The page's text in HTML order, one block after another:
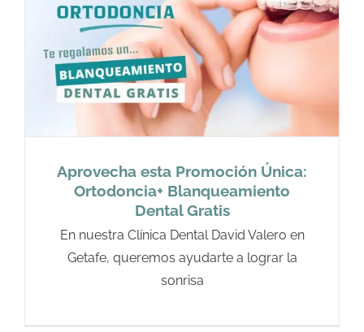
Aprovecha esta Promoción Única:
Ortodoncia+ Blanqueamiento
Dental Gratis
En nuestra Clínica Dental David Valero en
Getafe, queremos ayudarte a lograr la
sonrisa